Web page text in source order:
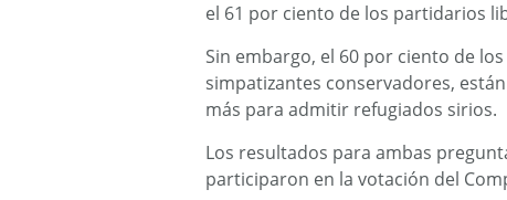
el 61 por ciento de los partidarios
Sin embargo, el 60 por ciento de
simpatizantes conservadores,
más para admitir refugiados sirios.
Los resultados para ambas
participaron en la votación del